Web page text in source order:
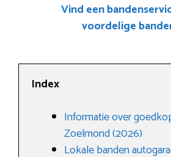
Vind een
voordelige
Index
Informatie over
Zoelmond (2026)
Lokale banden